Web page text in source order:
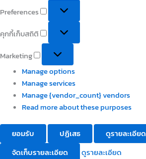
Preferences
คุกกี้เก็บสถิติ
Marketing
Manage options
Manage services
Manage {vendor_count} vendors
Read more about these purposes
ยอมรับ ปฏิเสธ
ดูรายละเอียด
จัดเก็บรายละเอียด
ดูรายละเอียด